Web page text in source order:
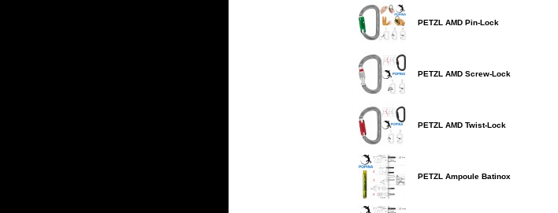
PETZL AMD Pin-Lock
PETZL AMD Screw-Lock
PETZL AMD Twist-Lock
PETZL Ampoule Batinox